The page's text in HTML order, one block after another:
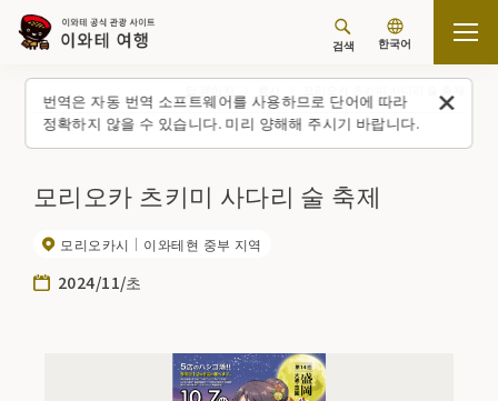
번역은 자동 번역 소프트웨어를 사용하므로 단어에 따라
정확하지 않을 수 있습니다. 미리 양해해 주시기 바랍니다.
검색 한국어
모리오카 츠키미 사다리 술 축제
모리오카시 이와테현 중부 지역
2024/11/초